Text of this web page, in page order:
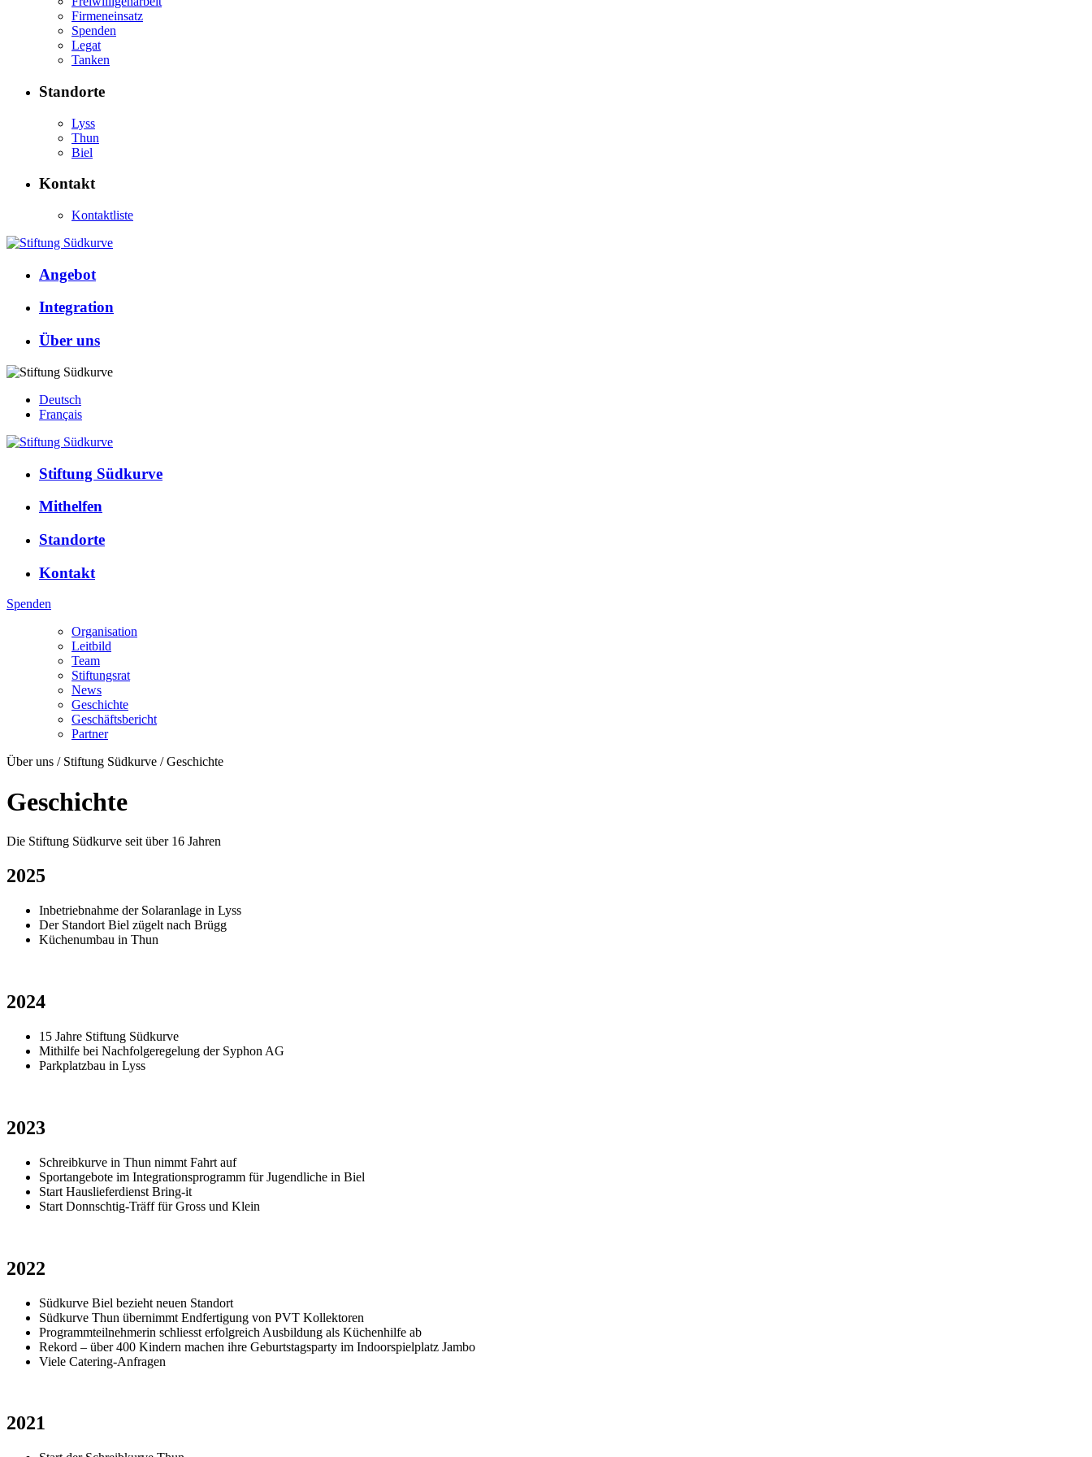
Firmeneinsatz
Spenden
Legat
Tanken
Standorte
Lyss
Thun
Biel
Kontakt
Kontaktliste
Angebot
Integration
Über uns
Deutsch
Français
Stiftung Südkurve
Mithelfen
Standorte
Kontakt
Spenden
Organisation
Leitbild
Team
Stiftungsrat
News
Geschichte
Geschäftsbericht
Partner
Über uns / Stiftung Südkurve / Geschichte
Geschichte
Die Stiftung Südkurve seit über 16 Jahren
2025
Inbetriebnahme der Solaranlage in Lyss
Der Standort Biel zügelt nach Brügg
Küchenumbau in Thun
2024
15 Jahre Stiftung Südkurve
Mithilfe bei Nachfolgeregelung der Syphon AG
Parkplatzbau in Lyss
2023
Schreibkurve in Thun nimmt Fahrt auf
Sportangebote im Integrationsprogramm für Jugendliche in Biel
Start Hauslieferdienst Bring-it
Start Donnschtig-Träff für Gross und Klein
2022
Südkurve Biel bezieht neuen Standort
Südkurve Thun übernimmt Endfertigung von PVT Kollektoren
Programmteilnehmerin schliesst erfolgreich Ausbildung als Küchenhilfe ab
Rekord – über 400 Kindern machen ihre Geburtstagsparty im Indoorspielplatz Jambo
Viele Catering-Anfragen
2021